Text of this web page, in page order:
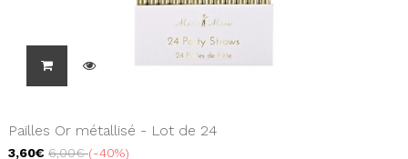
Pailles Or métallisé - Lot de 24
3,60€ 6,00€ -40%